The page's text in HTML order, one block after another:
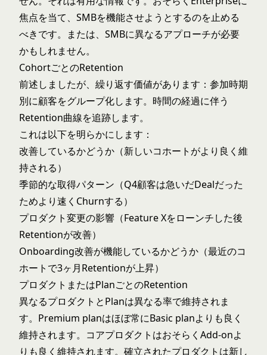
焦点を当て、SMBを機能させようとするのを止める
べきです。または、SMBに異なるアプローチが必要
かもしれません。
CohortごとのRetention
前述しましたが、繰り返す価値があります：参加時期
別に顧客をグループ化します。時間の経過に伴う
Retention曲線を追跡します。
これは以下を明らかにします：
改善しているかどうか（新しいコホートがより良く維
持される）
季節的な取得パターン（Q4顧客は急いだDealだった
ためより速くChurnする）
プロダクト変更の影響（Feature Xをローンチした後
Retentionが改善）
Onboarding改善が機能しているかどうか（最近のコ
ホートで3ヶ月Retentionが上昇）
プロダクトまたはPlanごとのRetention
異なるプロダクトとPlanは異なる率で維持されま
す。Premium planはほぼ常にBasic planよりも良く
維持されます。コアプロダクトはおそらくAdd-onよ
りも良く維持されます。確立されたプロダクトは新し